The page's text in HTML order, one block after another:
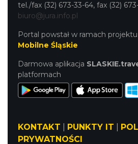
tel./fax (32) 673-33-64, fax (32)
biuro@jura.info.pl
Portal powstał w ramach projektu
Mobilne Śląskie
Darmowa aplikacja
platformach
KONTAKT PUNKTY IT
PRYWATNOŚCI